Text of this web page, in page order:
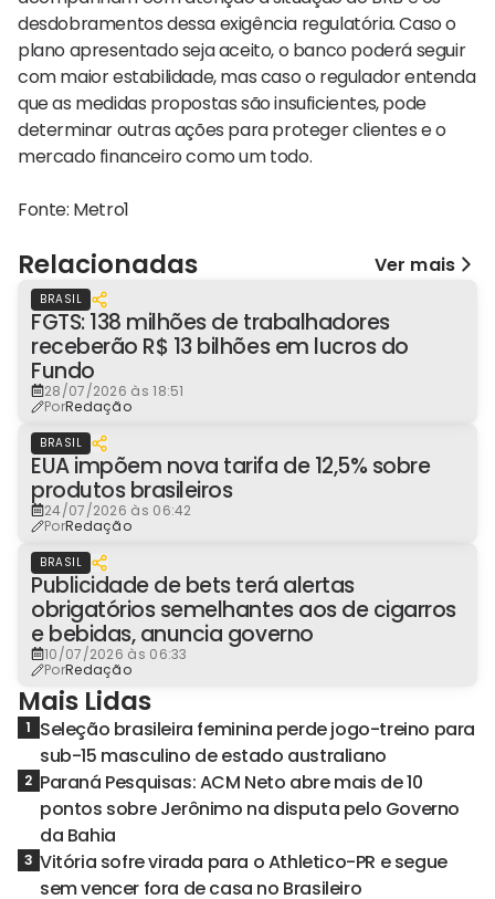
desdobramentos dessa exigência regulatória. Caso o
plano apresentado seja aceito, o banco poderá seguir
com maior estabilidade, mas caso o regulador entenda
que as medidas propostas são insuficientes, pode
determinar outras ações para proteger clientes e o
mercado financeiro como um todo.
Fonte: Metro1
Relacionadas Ver mais
BRASIL
FGTS: 138 milhões de trabalhadores
receberão R$ 13 bilhões em lucros do
Fundo
28/07/2026 às 18:51
PorRedação
BRASIL
EUA impõem nova tarifa de 12,5% sobre
produtos brasileiros
24/07/2026 às 06:42
PorRedação
BRASIL
Publicidade de bets terá alertas
obrigatórios semelhantes aos de cigarros
e bebidas, anuncia governo
10/07/2026 às 06:33
PorRedação
Mais Lidas
1 Seleção brasileira feminina perde jogo-treino para
sub-15 masculino de estado australiano
2 Paraná Pesquisas: ACM Neto abre mais de 10
pontos sobre Jerônimo na disputa pelo Governo
da Bahia
3 Vitória sofre virada para o Athletico-PR e segue
sem vencer fora de casa no Brasileiro